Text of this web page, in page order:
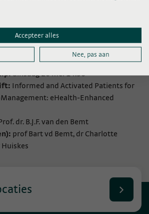
invoering van eHealth.
dinsdag 26 mei 14.30
Informed and Activated Patients for
eHealth-Enhanced
dr. B.J.F. van den Bemt
prof Bart vd Bemt, dr Charlotte
Accepteer alles
Nee, pas aan